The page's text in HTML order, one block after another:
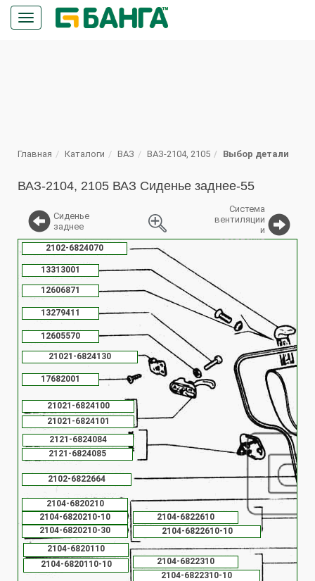
Кнопка
меню
Главная Каталоги ВАЗ ВАЗ-2104, 2105 Выбор детали
ВАЗ-2104, 2105 ВАЗ Сиденье заднее-55
Сиденье
заднее
Система
вентиляции
и
отопления
12605570
12606871
13279411
13313001
17682001
2102-6822664
2102-6824070
21021-6824100
21021-6824101
21021-6824130
2104-6820110
2104-6820110-10
2104-6820210
2104-6820210-10
2104-6820210-30
2104-6822310
2104-6822310-10
2104-6822610
2104-6822610-10
2121-6824084
2121-6824085